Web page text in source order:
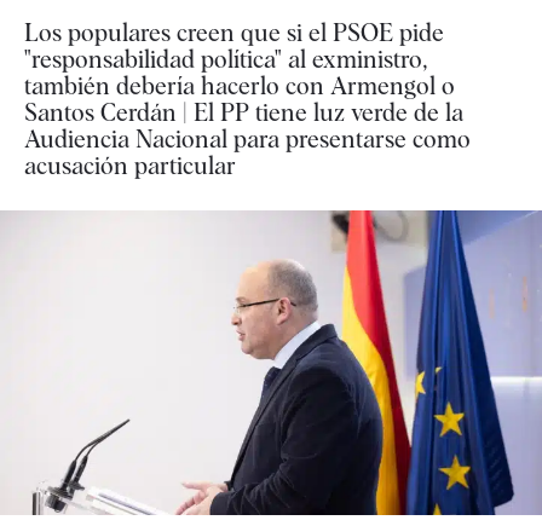
Los populares creen que si el PSOE pide
"responsabilidad política" al exministro,
también debería hacerlo con Armengol o
Santos Cerdán | El PP tiene luz verde de la
Audiencia Nacional para presentarse como
acusación particular